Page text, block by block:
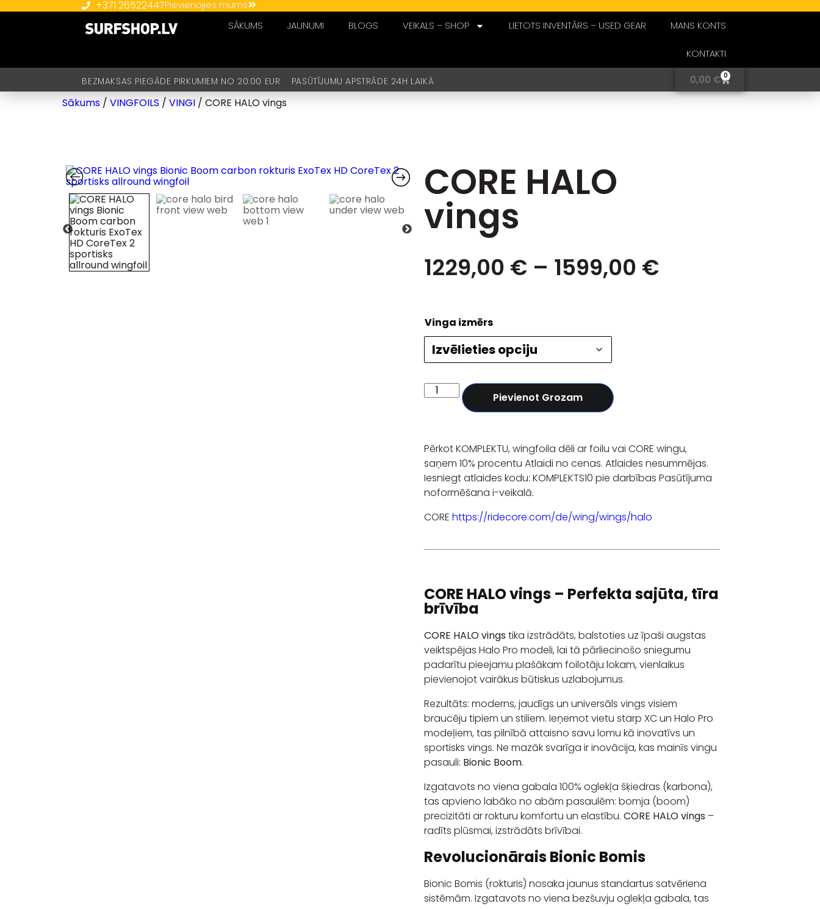
+371 26522447Pievienojies mums
SĀKUMS
JAUNUMI BLOGS VEIKALS – SHOP LIETOTS INVENTĀRS – USED GEAR MANS KONTS
KONTAKTI
BEZMAKSAS PIEGĀDE PIRKUMIEM NO 20.00 EUR PASŪTĪJUMU APSTRĀDE 24H LAIKĀ 0,00 € 0
Sākums / VINGFOILS / VINGI / CORE HALO vings
CORE HALO
vings
1229,00 € – 1599,00 €
Vinga izmērs
Pievienot Grozam
Pērkot KOMPLEKTU, wingfoila dēli ar foilu vai CORE wingu,
saņem 10% procentu Atlaidi no cenas. Atlaides nesummējas.
Iesniegt atlaides kodu: KOMPLEKTS10 pie darbības Pasūtījuma
noformēšana i-veikalā.
CORE https://ridecore.com/de/wing/wings/halo
CORE HALO vings – Perfekta sajūta, tīra
brīvība
CORE HALO vings tika izstrādāts, balstoties uz īpaši augstas
veiktspējas Halo Pro modeli, lai tā pārliecinošo sniegumu
padarītu pieejamu plašākam foilotāju lokam, vienlaikus
pievienojot vairākus būtiskus uzlabojumus.
Rezultāts: moderns, jaudīgs un universāls vings visiem
braucēju tipiem un stiliem. Ieņemot vietu starp XC un Halo Pro
modeļiem, tas pilnībā attaisno savu lomu kā inovatīvs un
sportisks vings. Ne mazāk svarīga ir inovācija, kas mainīs vingu
pasauli: Bionic Boom.
Izgatavots no viena gabala 100% oglekļa šķiedras (karbona),
tas apvieno labāko no abām pasaulēm: bomja (boom)
precizitāti ar rokturu komfortu un elastību. CORE HALO vings –
radīts plūsmai, izstrādāts brīvībai.
Revolucionārais Bionic Bomis
Bionic Bomis (rokturis) nosaka jaunus standartus satvēriena
sistēmām. Izgatavots no viena bezšuvju oglekļa gabala, tas